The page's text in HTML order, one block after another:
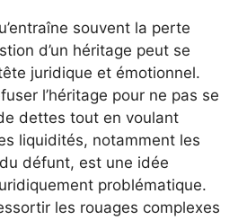
souvent la perte
d’un héritage peut se
juridique et émotionnel.
l’héritage pour ne pas se
dettes tout en voulant
liquidités, notamment les
du défunt, est une idée
problématique.
les rouages complexes